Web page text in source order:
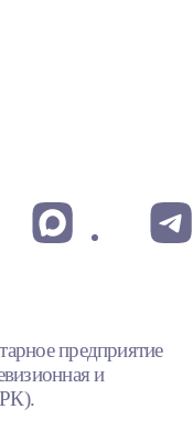
предприятие
и